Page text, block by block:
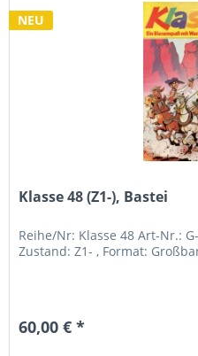
NEU
Klasse 48 (Z1-), Bastei
Reihe/Nr: Klasse 48 Art-Nr.:
Zustand: Z1- , Format:
60,00 € *